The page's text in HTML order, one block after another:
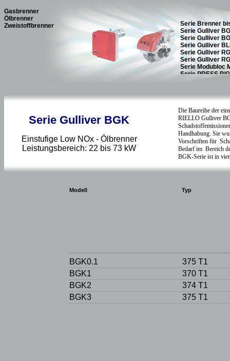
Gasbrenner
Ölbrenner
Zweistoffbrenner
Serie Gulliver BGK
Einstufige Low NOx - Ölbrenner
Leistungsbereich: 22 bis 73 kW
Modell Typ